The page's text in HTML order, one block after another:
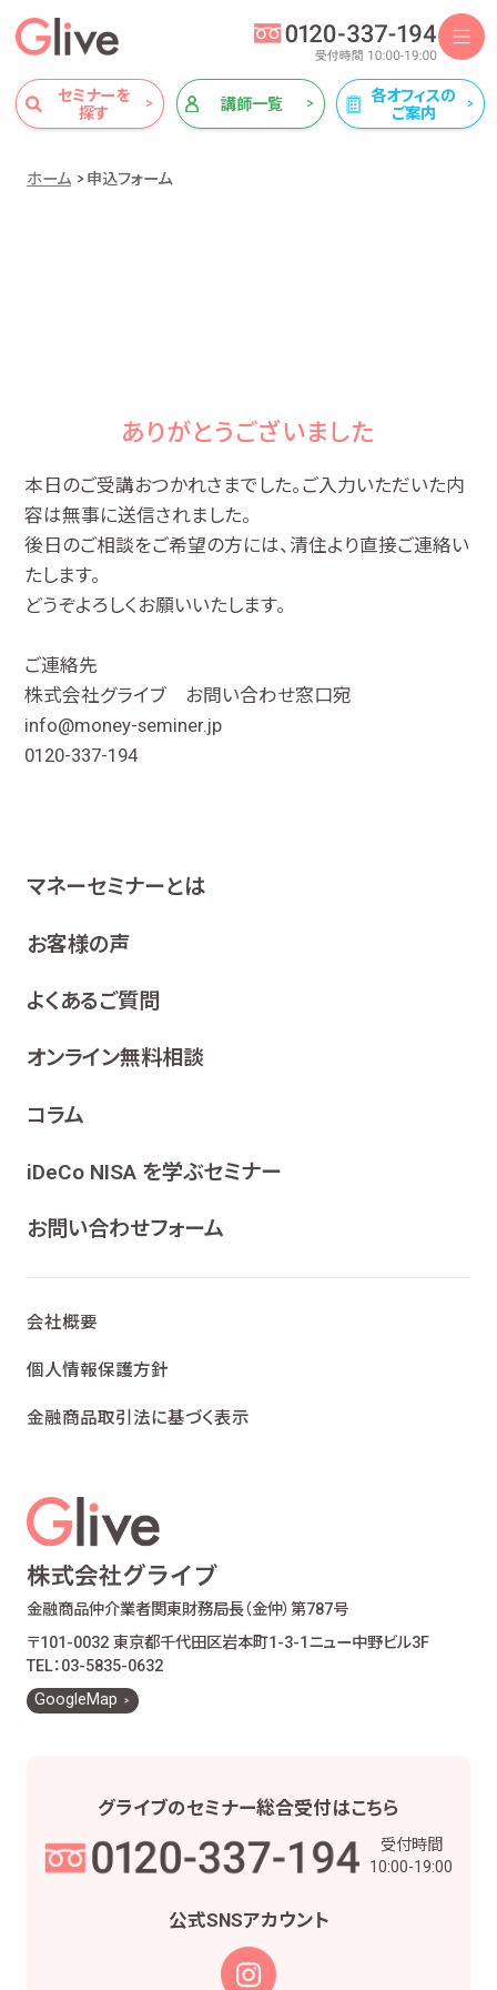
セミナーを
探す
講師一覧
各オフィスの
ご案内
ホーム 申込フォーム
ありがとうございました
本日のご受講おつかれさまでした。ご入力いただいた内
容は無事に送信されました。
後日のご相談をご希望の方には、清住より直接ご連絡い
たします。
どうぞよろしくお願いいたします。
ご連絡先
株式会社グライブ お問い合わせ窓口宛
info@money-seminer.jp
0120-337-194
金融商品仲介業者関東財務局長（金仲）第787号
〒101-0032 東京都千代田区岩本町1-3-1 ニュー中野ビル3F
TEL：03-5835-0632
GoogleMap
マネーセミナーとは
お客様の声
よくあるご質問
オンライン無料相談
コラム
iDeCo NISA を学ぶセミナー
お問い合わせフォーム
会社概要
個人情報保護方針
金融商品取引法に基づく表示
グライブのセミナー総合受付はこちら
受付時間
10:00-19:00
公式SNSアカウント